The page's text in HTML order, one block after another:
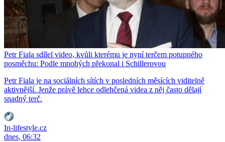
Petr Fiala sdílel video, kvůli kterému je nyní terčem potupného
posměchu: Podle mnohých překonal i Schillerovou
Petr Fiala je na sociálních sítích v posledních měsících viditelně
aktivnější. Jenže právě lehce odlehčená videa z něj často dělají
snadný terč.
In-lifestyle.cz
dnes, 06:32